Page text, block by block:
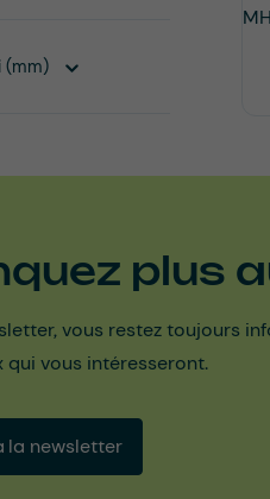
(mm)
plus
vous restez toujours
qui vous intéresseront.
la newsletter